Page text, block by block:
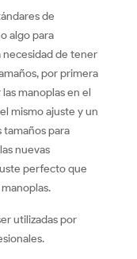
de
algo para
necesidad de tener
por primera
manoplas en el
mismo ajuste y un
para
nuevas
perfecto que
utilizadas por